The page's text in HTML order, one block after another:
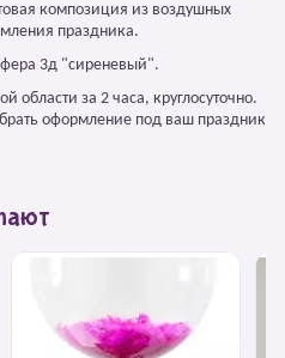
композиция из воздушных
праздника.
3д "сиреневый".
области за 2 часа, круглосуточно.
оформление под ваш праздник